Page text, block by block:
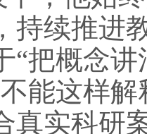
持续推进
“把概念
能这样
真实科研